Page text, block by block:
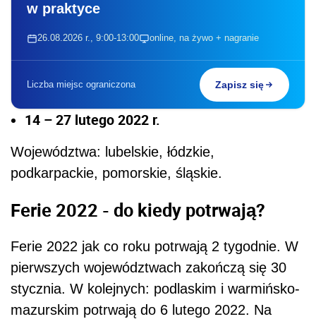
w praktyce
26.08.2026 r., 9:00-13:00 online, na żywo + nagranie
Liczba miejsc ograniczona Zapisz się
14 – 27 lutego 2022 r.
Województwa: lubelskie, łódzkie,
podkarpackie, pomorskie, śląskie.
Ferie 2022 - do kiedy potrwają?
Ferie 2022 jak co roku potrwają 2 tygodnie. W
pierwszych województwach zakończą się 30
stycznia. W kolejnych: podlaskim i warmińsko-
mazurskim potrwają do 6 lutego 2022. Na